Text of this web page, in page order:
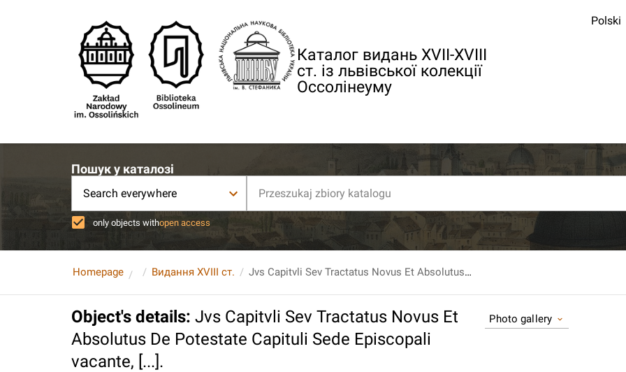
Каталог видань XVII-XVIII
ст. із львівської колекції
Оссолінеуму
Polski
Пошук у каталозі
Search everywhere
only objects withopen access
Homepage Видання XVIII ст. Jvs Capitvli Sev Tractatus Novus Et Absolutus De Potestate Capituli Sede Episcopali vacante, [...].
Object's details: Jvs Capitvli Sev Tractatus Novus Et
Absolutus De Potestate Capituli Sede Episcopali
vacante, [...].
Photo gallery